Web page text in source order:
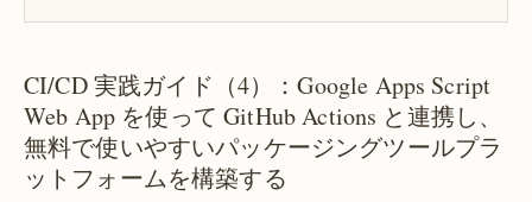
CI/CD 実践ガイド（4）：Google Apps Script
Web App を使って GitHub Actions と連携し、
無料で使いやすいパッケージングツールプラ
ットフォームを構築する